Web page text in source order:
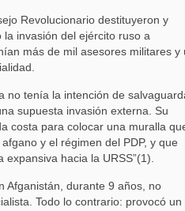
Revolucionario destituyeron y
la invasión del ejército ruso a
más de mil asesores militares y
no tenía la intención de
supuesta invasión externa. Su
costa para colocar una muralla
y el régimen del PDP, y que
hacia la URSS”(1).
Afganistán, durante 9 años, no
Todo lo contrario: provocó un